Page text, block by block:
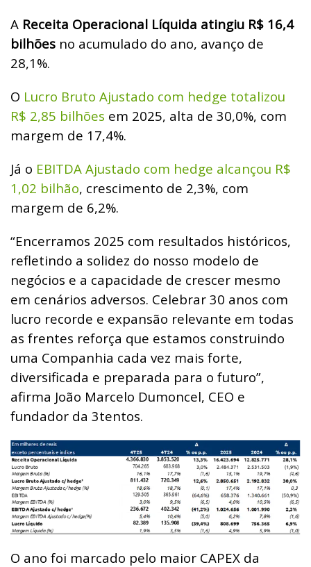
A Receita Operacional Líquida atingiu R$ 16,4
bilhões no acumulado do ano, avanço de
28,1%.
O Lucro Bruto Ajustado com hedge totalizou
R$ 2,85 bilhões em 2025, alta de 30,0%, com
margem de 17,4%.
Já o EBITDA Ajustado com hedge alcançou R$
1,02 bilhão, crescimento de 2,3%, com
margem de 6,2%.
“Encerramos 2025 com resultados históricos,
refletindo a solidez do nosso modelo de
negócios e a capacidade de crescer mesmo
em cenários adversos. Celebrar 30 anos com
lucro recorde e expansão relevante em todas
as frentes reforça que estamos construindo
uma Companhia cada vez mais forte,
diversificada e preparada para o futuro”,
afirma João Marcelo Dumoncel, CEO e
fundador da 3tentos.
O ano foi marcado pelo maior CAPEX da